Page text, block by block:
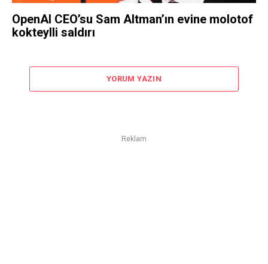
OpenAI CEO’su Sam Altman’ın evine molotof
kokteylli saldırı
YORUM YAZIN
Reklam